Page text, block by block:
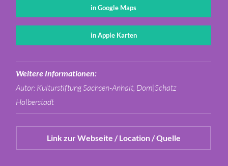
in Google Maps
in Apple Karten
Weitere Informationen:
Autor: Kulturstiftung Sachsen-Anhalt, Dom|Schatz
Halberstadt
Link zur Webseite / Location / Quelle